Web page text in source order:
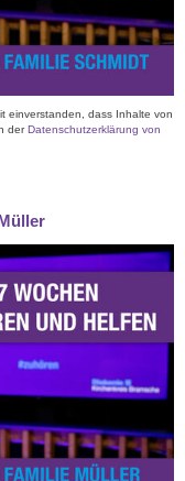
einverstanden, dass Inhalte von
derDatenschutzerklärung von